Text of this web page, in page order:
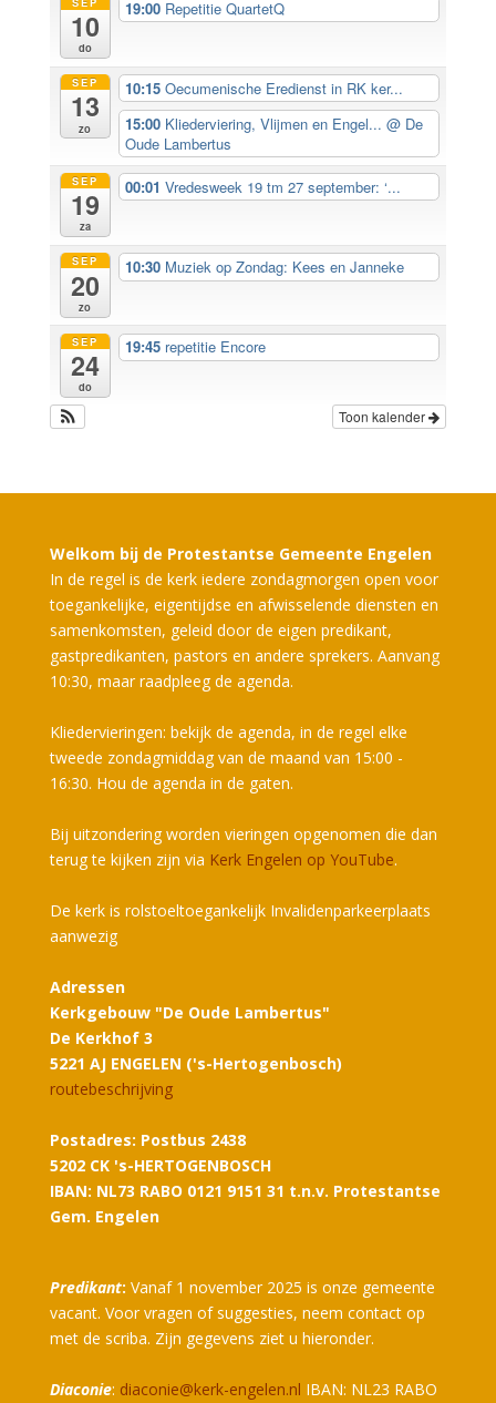
10
do
19:00 Repetitie QuartetQ
SEP
13
zo
10:15Oecumenische Eredienst in RK ker...
15:00 Kliederviering, Vlijmen en Engel...@ De
Oude Lambertus
SEP
19
za
00:01Vredesweek 19 tm 27 september: ‘...
SEP
20
zo
10:30 Muziek op Zondag: Kees en Janneke
SEP
24
do
19:45 repetitie Encore
Toon kalender
Welkom bij de Protestantse Gemeente Engelen
In de regel is de kerk iedere zondagmorgen open voor
toegankelijke, eigentijdse en afwisselende diensten en
samenkomsten, geleid door de eigen predikant,
gastpredikanten, pastors en andere sprekers. Aanvang
10:30, maar raadpleeg de agenda.
Kliedervieringen: bekijk de agenda, in de regel elke
tweede zondagmiddag van de maand van 15:00 -
16:30. Hou de agenda in de gaten.
Bij uitzondering worden vieringen opgenomen die dan
terug te kijken zijn via Kerk Engelen op YouTube.
De kerk is rolstoeltoegankelijk Invalidenparkeerplaats
aanwezig
Adressen
Kerkgebouw "De Oude Lambertus"
De Kerkhof 3
5221 AJ ENGELEN ('s-Hertogenbosch)
routebeschrijving
Postadres: Postbus 2438
5202 CK 's-HERTOGENBOSCH
IBAN: NL73 RABO 0121 9151 31 t.n.v. Protestantse
Gem. Engelen
Predikant: Vanaf 1 november 2025 is onze gemeente
vacant. Voor vragen of suggesties, neem contact op
met de scriba. Zijn gegevens ziet u hieronder.
Diaconie: diaconie@kerk-engelen.nl IBAN: NL23 RABO